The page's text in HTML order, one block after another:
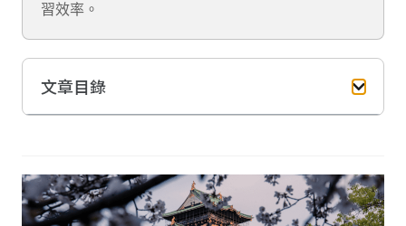
習效率。
文章目錄